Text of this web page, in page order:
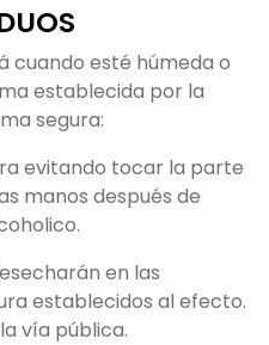
cuando esté húmeda o
establecida por la
segura:
evitando tocar la parte
manos después de
en las
establecidos al efecto.
vía pública.